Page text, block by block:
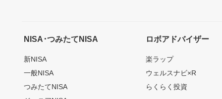
NISA･つみたてNISA
新NISA
一般NISA
つみたてNISA
ロボアドバイザー
楽ラップ
ウェルスナビ×R
らくらく投資